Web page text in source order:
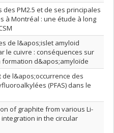
PM2.5 et de ses principales
à Montréal : une étude à long
de l&apos;islet amyloid
le cuivre : conséquences sur
d&apos;amyloïde
l&apos;occurrence des
(PFAS) dans le
of graphite from various Li-
in the circular